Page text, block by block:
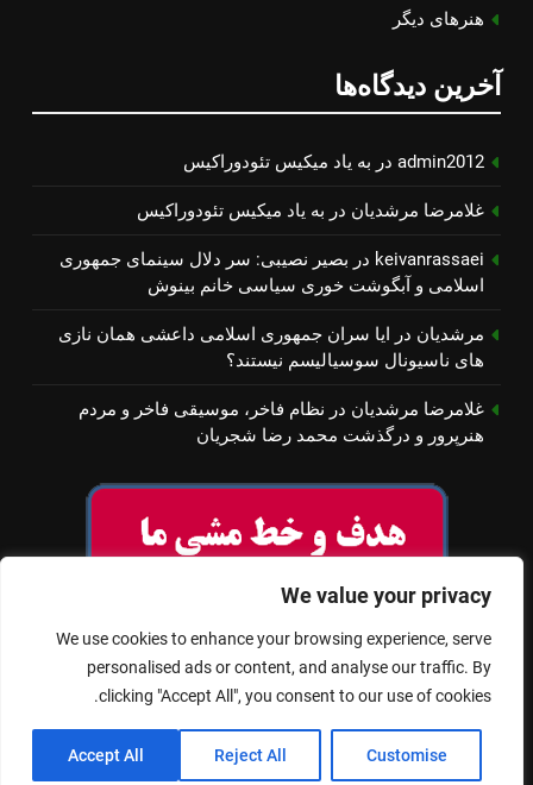
We value your privacy
We use cookies to enhance your browsing experience, serve
personalised ads or content, and analyse our traffic. By
clicking "Accept All", you consent to our use of cookies.
Customise
Reject All
Accept All
هنرهای دیگر
آخرین دیدگاه‌ها
admin2012 در به یاد میكیس تئودوراكیس
غلامرضا مرشدیان در به یاد میكیس تئودوراكیس
keivanrassaei در بصیر نصیبی: سر دلال سینمای جمهوری
اسلامی و آبگوشت خوری سیاسی خانم بینوش
مرشدیان در ایا سران جمهوری اسلامی داعشی همان نازی
های ناسیونال سوسیالیسم نیستند؟
غلامرضا مرشدیان در نظام فاخر، موسیقی فاخر و مردم
هنرپرور و درگذشت محمد رضا شجریان